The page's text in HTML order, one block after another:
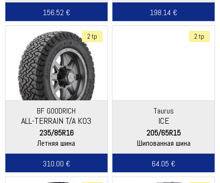
156.52 €
198.14 €
2 tp
BF GOODRICH
ALL-TERRAIN T/A KO3
235/85R16
Летняя шина
310.00 €
2 tp
Taurus
ICE
205/65R15
Шипованная шина
64.05 €